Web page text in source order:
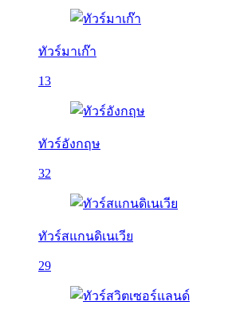
ทัวร์มาเก๊า
13
ทัวร์อังกฤษ
32
ทัวร์สแกนดิเนเวีย
29